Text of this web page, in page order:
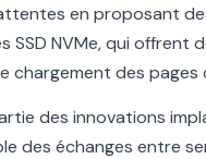
en proposant
SSD NVMe, qui
des pages
des innovations
des échanges entre